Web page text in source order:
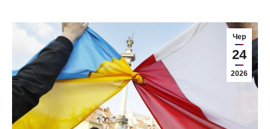
Чер
24
2026